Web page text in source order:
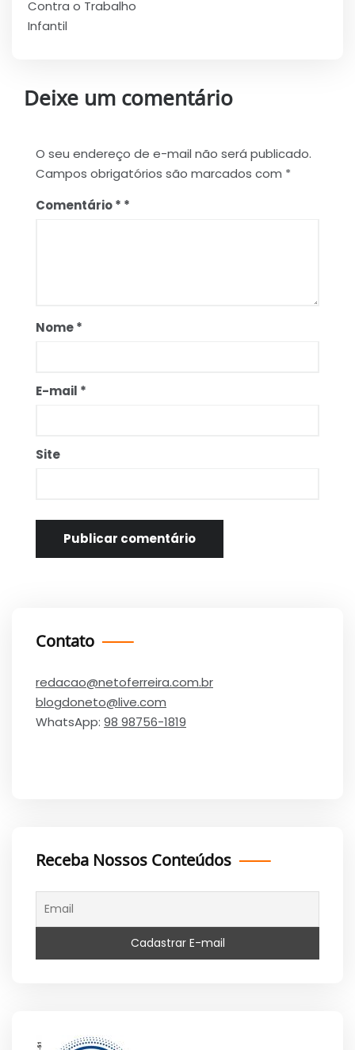
Contra o Trabalho
Infantil
Deixe um comentário
O seu endereço de e-mail não será publicado.
Campos obrigatórios são marcados com *
Comentário*
Nome*
E-mail *
Site
Contato
redacao@netoferreira.com.br
blogdoneto@live.com
WhatsApp: 98 98756-1819
Receba Nossos Conteúdos